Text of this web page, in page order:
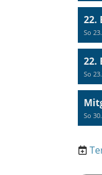
22.
So
22.
So
So